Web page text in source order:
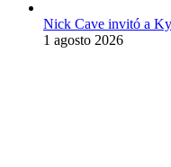
Nick Cave invitó a
1 agosto 2026